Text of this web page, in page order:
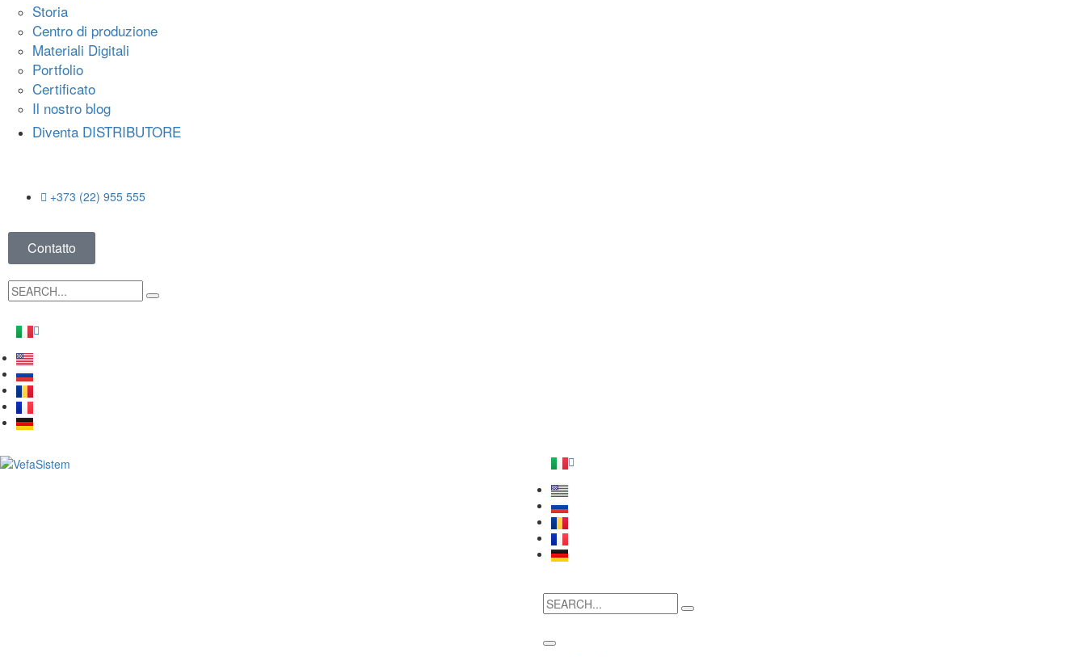
Storia
Centro di produzione
Materiali Digitali
Portfolio
Certificato
Il nostro blog
Diventa DISTRIBUTORE
+373 (22) 955 555
Contatto